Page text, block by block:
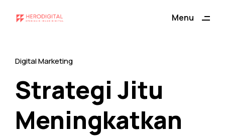
Menu
Digital Marketing
Strategi Jitu
Meningkatkan